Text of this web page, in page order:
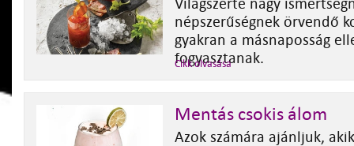
Világszerte nagy
népszerűségnek örvendő
gyakran a másnaposság
fogyasztanak.
Cikk olvasása
Mentás csokis álom
Azok számára ajánljuk,